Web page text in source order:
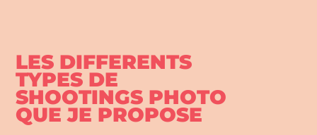
LES DIFFERENTS
TYPES DE
SHOOTINGS PHOTO
QUE JE PROPOSE